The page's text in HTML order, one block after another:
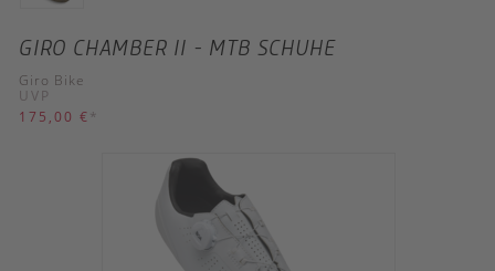
GIRO CHAMBER II - MTB SCHUHE
Giro Bike
UVP
175,00 € *